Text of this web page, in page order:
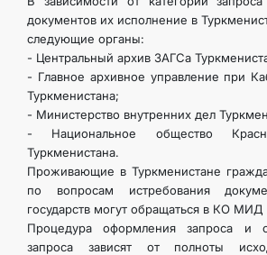
документов их исполнение в
следующие органы:
- Центральный архив ЗАГСа
- Главное архивное управление при
Туркменистана;
- Министерство внутренних дел
- Национальное общество
Туркменистана.
Проживающие в Туркменистане
по вопросам истребования
государств могут обращаться в КО МИД
Процедура оформления запроса и
запроса зависят от полноты